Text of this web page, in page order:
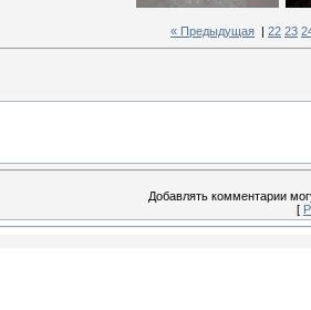
« Предыдущая 22 23
Добавлять комментарии
[